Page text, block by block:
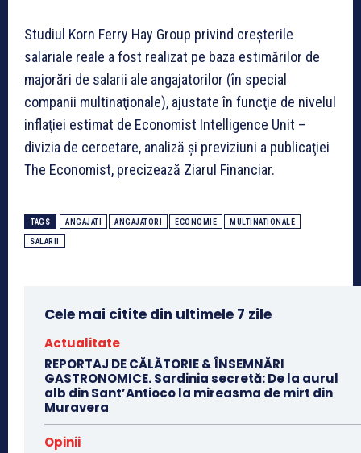
Studiul Korn Ferry Hay Group privind creşterile
salariale reale a fost realizat pe baza estimărilor de
majorări de salarii ale angajatorilor (în special
companii multina­ţio­nale), ajustate în funcţie de nivelul
inflaţiei estimat de Eco­nomist Intelligence Unit –
divizia de cercetare, analiză şi previziuni a publicaţiei
The Economist, precizează Ziarul Financiar.
TAGS ANGAJATI ANGAJATORI ECONOMIE MULTINATIONALE
SALARII
Cele mai citite din ultimele 7 zile
Actualitate
REPORTAJ DE CĂLĂTORIE & ÎNSEMNĂRI
GASTRONOMICE. Sardinia secretă: De la aurul
alb din Sant’Antioco la mireasma de mirt din
Muravera
Opinii